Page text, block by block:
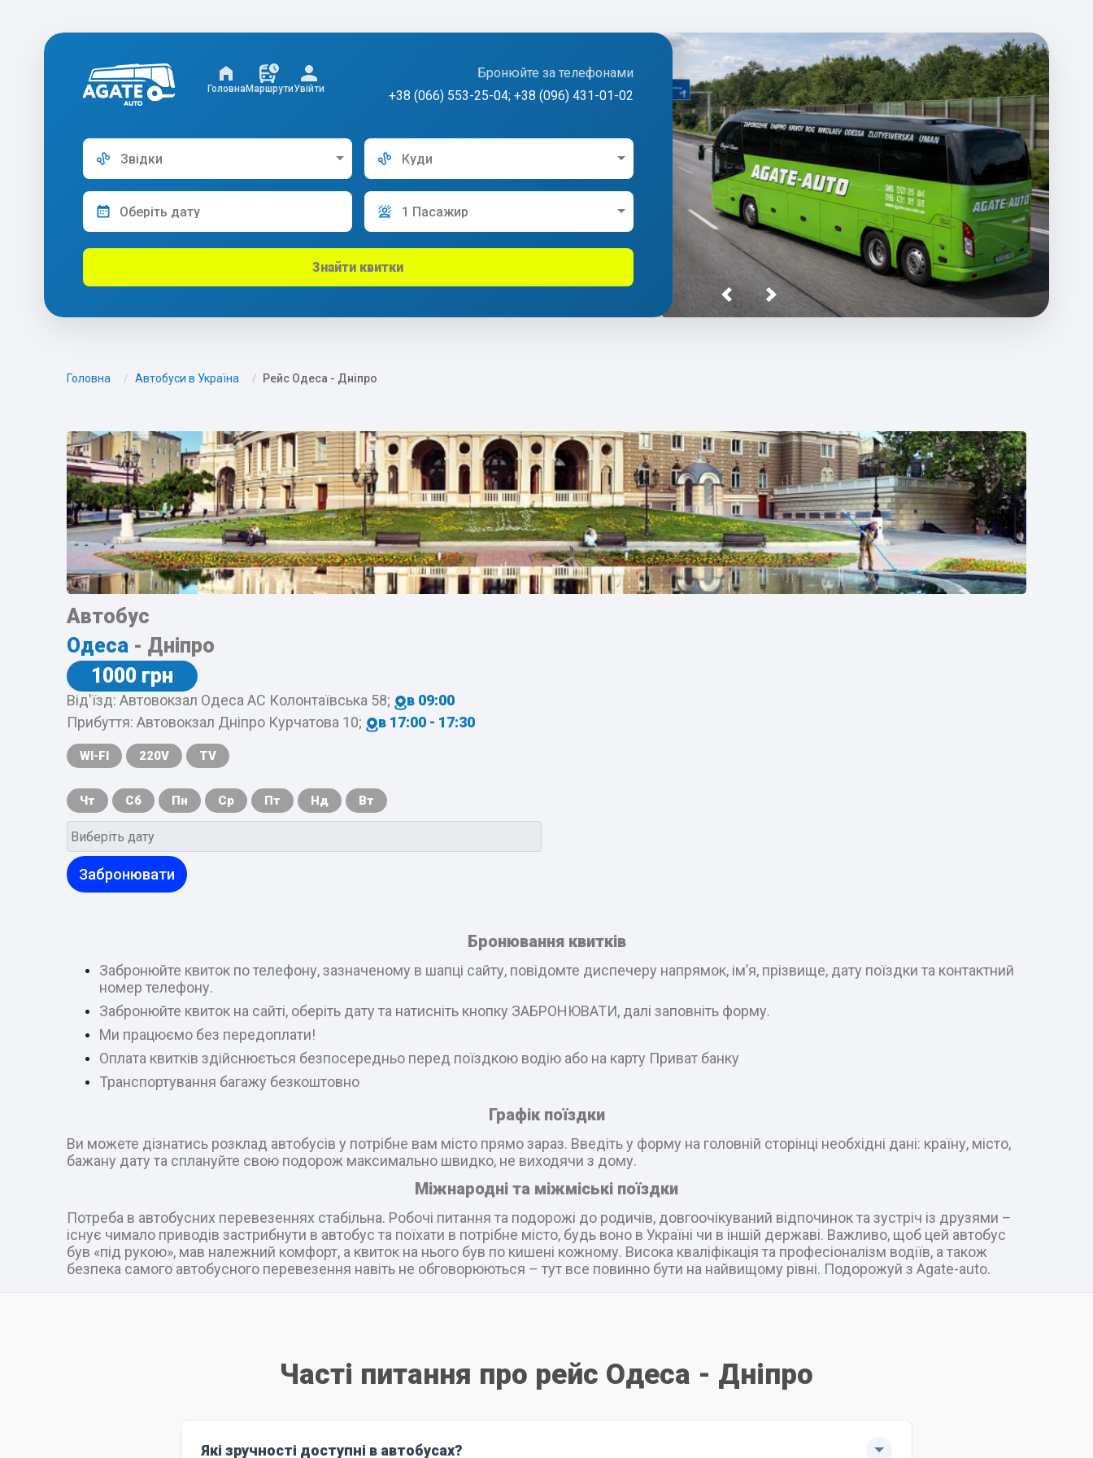
ГоловнаМаршрутиУвійти
Бронюйте за телефонами
+38 (066) 553-25-04; +38 (096) 431-01-02
Звідки Куди
1 Пасажир
Знайти квитки
Головна Автобуси в Україна Рейс Одеса - Дніпро
Автобус
Одеса - Дніпро
1000 грн
Від'їзд: Автовокзал Одеса АС Колонтаївська 58;
в 09:00
Прибуття: Автовокзал Дніпро Курчатова 10;
в 17:00 - 17:30
WI-FI 220V TV
Чт Сб Пн Ср Пт Нд Вт
Забронювати
Бронювання квитків
Забронюйте квиток по телефону, зазначеному в шапці сайту, повідомте диспечеру напрямок, ім’я, прізвище, дату поїздки та контактний
номер телефону.
Забронюйте квиток на сайті, оберіть дату та натисніть кнопку ЗАБРОНЮВАТИ, далі заповніть форму.
Ми працюємо без передоплати!
Оплата квитків здійснюється безпосередньо перед поїздкою водію або на карту Приват банку
Транспортування багажу безкоштовно
Графік поїздки
Ви можете дізнатись розклад автобусів у потрібне вам місто прямо зараз. Введіть у форму на головній сторінці необхідні дані: країну, місто,
бажану дату та сплануйте свою подорож максимально швидко, не виходячи з дому.
Міжнародні та міжміські поїздки
Потреба в автобусних перевезеннях стабільна. Робочі питання та подорожі до родичів, довгоочікуваний відпочинок та зустріч із друзями –
існує чимало приводів застрибнути в автобус та поїхати в потрібне місто, будь воно в Україні чи в іншій державі. Важливо, щоб цей автобус
був «під рукою», мав належний комфорт, а квиток на нього був по кишені кожному. Висока кваліфікація та професіоналізм водіїв, а також
безпека самого автобусного перевезення навіть не обговорюються – тут все повинно бути на найвищому рівні. Подорожуй з Agate-auto.
Часті питання про рейс Одеса - Дніпро
Які зручності доступні в автобусах?